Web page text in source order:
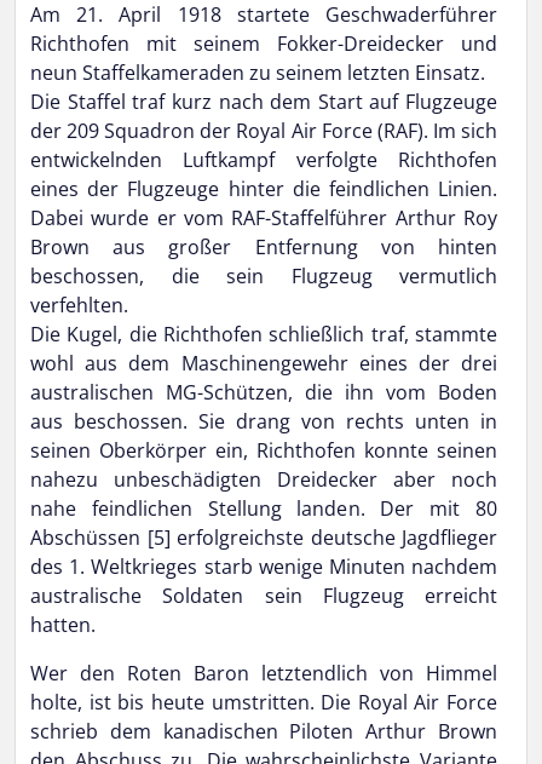
Am 21. April 1918 startete Geschwaderführer
Richthofen mit seinem Fokker-Dreidecker und
neun Staffelkameraden zu seinem letzten Einsatz.
Die Staffel traf kurz nach dem Start auf Flugzeuge
der 209 Squadron der Royal Air Force (RAF). Im sich
entwickelnden Luftkampf verfolgte Richthofen
eines der Flugzeuge hinter die feindlichen Linien.
Dabei wurde er vom RAF-Staffelführer Arthur Roy
Brown aus großer Entfernung von hinten
beschossen, die sein Flugzeug vermutlich
verfehlten.
Die Kugel, die Richthofen schließlich traf, stammte
wohl aus dem Maschinengewehr eines der drei
australischen MG-Schützen, die ihn vom Boden
aus beschossen. Sie drang von rechts unten in
seinen Oberkörper ein, Richthofen konnte seinen
nahezu unbeschädigten Dreidecker aber noch
nahe feindlichen Stellung landen. Der mit 80
Abschüssen [5] erfolgreichste deutsche Jagdflieger
des 1. Weltkrieges starb wenige Minuten nachdem
australische Soldaten sein Flugzeug erreicht
hatten.
Wer den Roten Baron letztendlich von Himmel
holte, ist bis heute umstritten. Die Royal Air Force
schrieb dem kanadischen Piloten Arthur Brown